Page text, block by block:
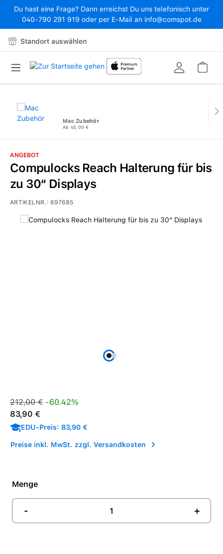
Zum Hauptinhalt springen
Du hast eine Frage? Dann erreichst Du uns telefonisch unter
040-790 291 919 oder per E-Mail an info@comspot.de
Standort auswählen
Mac Zubehör
Ab 45,00 €
Bildergalerie überspringen
ANGEBOT
Compulocks Reach Halterung für bis
zu 30“ Displays
ARTIKELNR.:697685
Verkaufspreis:
Regulärer Preis:
212,00 € -60.42%
83,90 €
EDU-Preis: 83,90 €
Preise inkl. MwSt. zzgl. Versandkosten
Menge
- +